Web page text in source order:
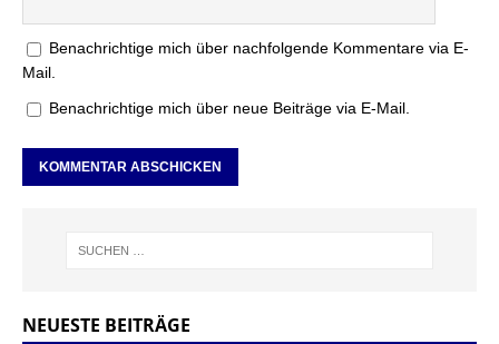
Benachrichtige mich über nachfolgende Kommentare via E-
Mail.
Benachrichtige mich über neue Beiträge via E-Mail.
NEUESTE BEITRÄGE